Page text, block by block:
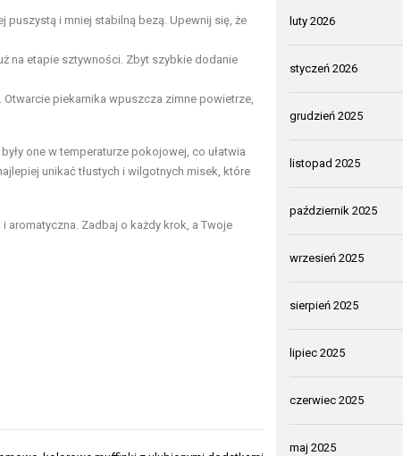
puszystą i mniej stabilną bezą. Upewnij się, że
na etapie sztywności. Zbyt szybkie dodanie
piekarnika wpuszcza zimne powietrze,
one w temperaturze pokojowej, co ułatwia
unikać tłustych i wilgotnych misek, które
aromatyczna. Zadbaj o każdy krok, a Twoje
luty 2026
styczeń 2026
grudzień 2025
listopad 2025
październik 2025
wrzesień 2025
sierpień 2025
lipiec 2025
czerwiec 2025
maj 2025